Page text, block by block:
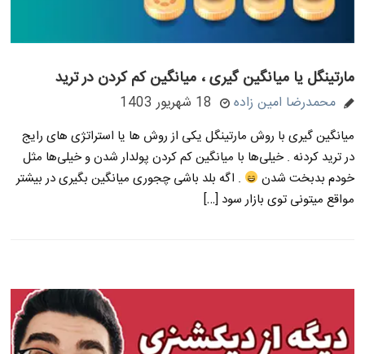
مارتینگل یا میانگین گیری ، میانگین کم کردن در ترید
محمدرضا امین زاده 18 شهریور 1403
میانگین گیری با روش مارتینگل یکی از روش ها یا استراتژی های رایج
در ترید کردنه . خیلی‌ها با میانگین کم کردن پولدار شدن و خیلی‌ها مثل
خودم بدبخت شدن
. اگه بلد باشی چجوری میانگین بگیری در بیشتر
مواقع میتونی توی بازار سود […]